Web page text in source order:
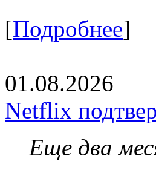
[Подробнее]
01.08.2026
Netflix
Еще два